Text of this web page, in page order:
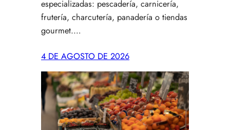
especializadas: pescadería, carnicería,
frutería, charcutería, panadería o tiendas
gourmet.…
4 DE AGOSTO DE 2026